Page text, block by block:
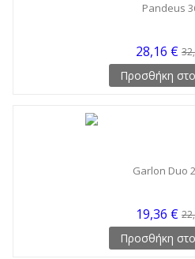
Pandeus
28,16 €
Προσθήκη
Garlon Duo
19,36 €
Προσθήκη